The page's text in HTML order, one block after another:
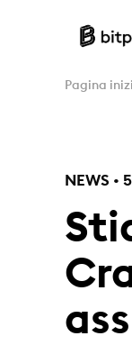
Pagina
NEWS •